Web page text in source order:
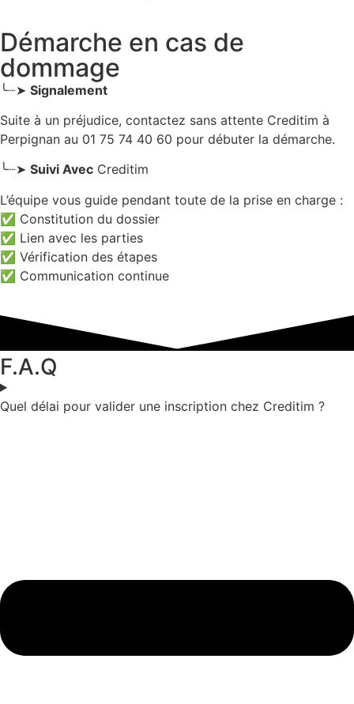
Démarche en cas de
dommage
╰┈➤ Signalement
Suite à un préjudice, contactez sans attente Creditim à
Perpignan au 01 75 74 40 60 pour débuter la démarche.
╰┈➤ Suivi Avec Creditim
L’équipe vous guide pendant toute de la prise en charge :
✅ Constitution du dossier
✅ Lien avec les parties
✅ Vérification des étapes
✅ Communication continue
F.A.Q
Quel délai pour valider une inscription chez Creditim ?